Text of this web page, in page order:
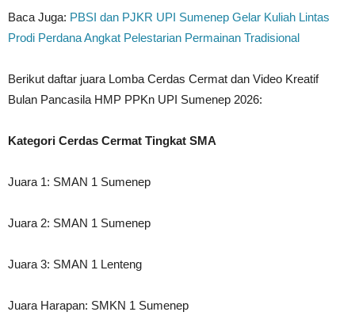
Baca Juga: PBSI dan PJKR UPI Sumenep Gelar Kuliah Lintas
Prodi Perdana Angkat Pelestarian Permainan Tradisional
Berikut daftar juara Lomba Cerdas Cermat dan Video Kreatif
Bulan Pancasila HMP PPKn UPI Sumenep 2026:
Kategori Cerdas Cermat Tingkat SMA
Juara 1: SMAN 1 Sumenep
Juara 2: SMAN 1 Sumenep
Juara 3: SMAN 1 Lenteng
Juara Harapan: SMKN 1 Sumenep